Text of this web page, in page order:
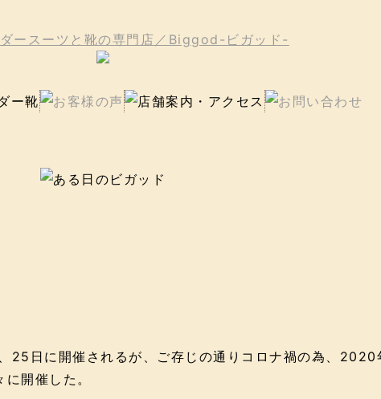
25日に開催されるが、ご存じの通りコロナ禍の為、2020
開催した。